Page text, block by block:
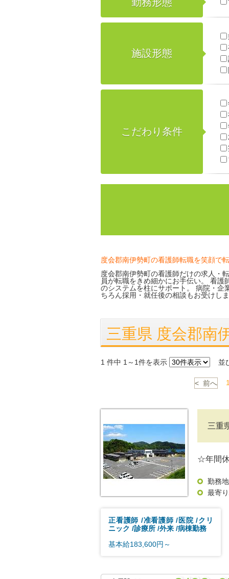
施設形態
こだわり条件
度会郡南伊勢町の看護師転職を笑顔で
度会郡南伊勢町の看護師だけの求人・
員が転職をきめ細かにお手伝い。 看
のシステムを柱にサポート。 病院・企
ちろん採用・就任後の相談もお受けし
三重県 度会郡南
1 件中 1～1件を表示 並
< 前へ
三重
☆年間
勤務地
最寄
正看護師 准看護師 医院
クリ
ニック
診療所 外来 病棟勤務
基本給183,600円～